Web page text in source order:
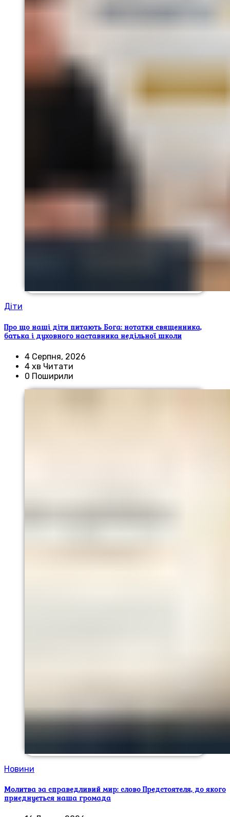
Діти
Про що наші діти питають Бога: нотатки священника,
батька і духовного наставника недільної школи
4 Серпня, 2026
4 хв Читати
0 Поширили
Новини
Молитва за справедливий мир: слово Предстоятеля, до якого
приєднується наша громада